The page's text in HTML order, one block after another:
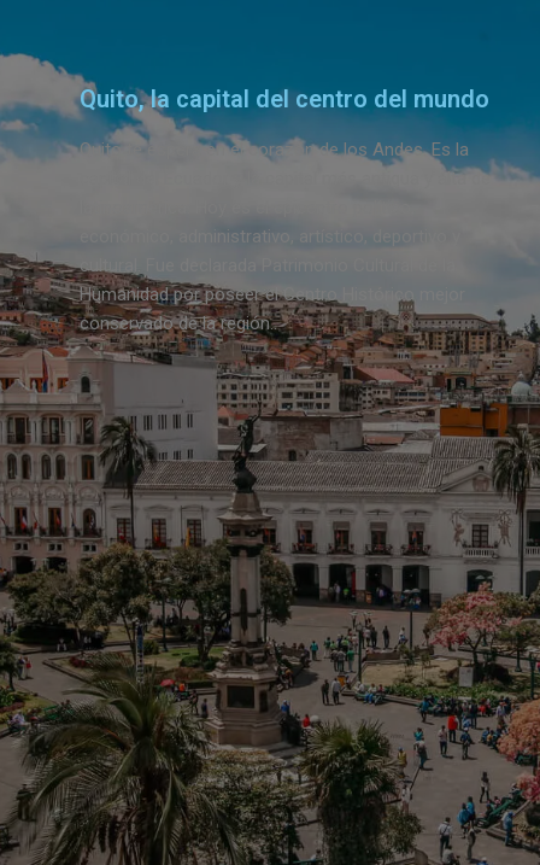
Quito, la capital del centro del mundo
Quito te espera en el corazón de los Andes. Es la
capital del Ecuador y la capital más antigua y alta de
económico, administrativo, artístico, deportivo y
cultural. Fue declarada Patrimonio Cultural de la
Humanidad por poseer el Centro Histórico mejor
conservado de la región..